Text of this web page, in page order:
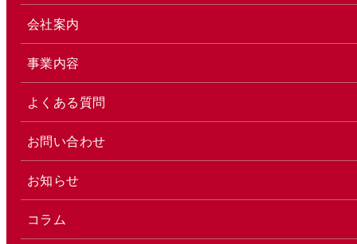
会社案内
事業内容
よくある質問
お問い合わせ
お知らせ
コラム